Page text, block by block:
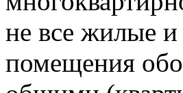
не все жилые
помещения